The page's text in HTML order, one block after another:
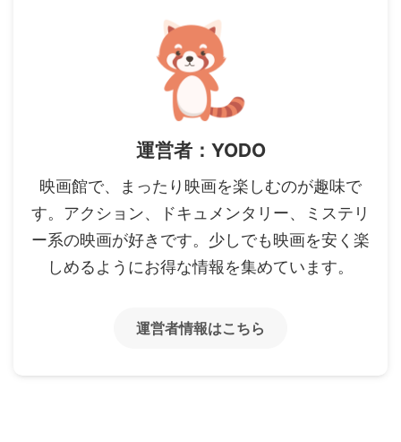
運営者：YODO
映画館で、まったり映画を楽しむのが趣味で
す。アクション、ドキュメンタリー、ミステリ
ー系の映画が好きです。少しでも映画を安く楽
しめるようにお得な情報を集めています。
運営者情報はこちら